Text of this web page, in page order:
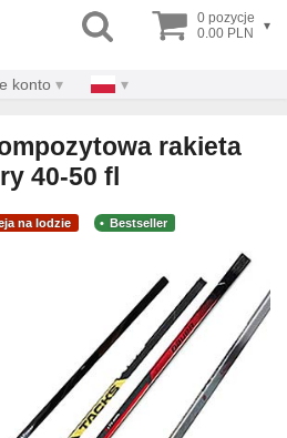
0 pozycje
0.00 PLN
▾
konto
rakieta
40-50 fl
na lodzie Bestseller